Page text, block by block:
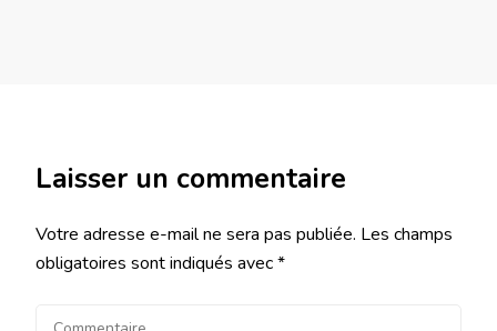
Laisser un commentaire
Votre adresse e-mail ne sera pas publiée. Les champs
obligatoires sont indiqués avec*